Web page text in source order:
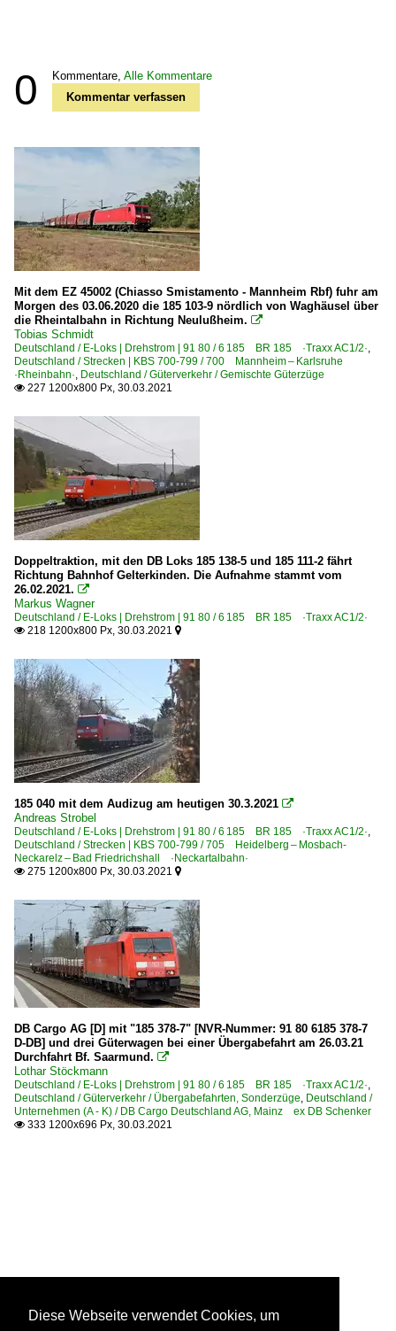
0 Kommentare, Alle Kommentare
Kommentar verfassen
Mit dem EZ 45002 (Chiasso Smistamento - Mannheim Rbf) fuhr am
Morgen des 03.06.2020 die 185 103-9 nördlich von Waghäusel über
die Rheintalbahn in Richtung Neulußheim. 
Tobias Schmidt
Deutschland / E-Loks | Drehstrom | 91 80 / 6 185 BR 185 ·Traxx AC1/2·,
Deutschland / Strecken | KBS 700-799 / 700 Mannheim – Karlsruhe
·Rheinbahn·, Deutschland / Güterverkehr / Gemischte Güterzüge
 227 1200x800 Px, 30.03.2021
Doppeltraktion, mit den DB Loks 185 138-5 und 185 111-2 fährt
Richtung Bahnhof Gelterkinden. Die Aufnahme stammt vom
26.02.2021. 
Markus Wagner
Deutschland / E-Loks | Drehstrom | 91 80 / 6 185 BR 185 ·Traxx AC1/2·
 218 1200x800 Px, 30.03.2021 
185 040 mit dem Audizug am heutigen 30.3.2021 
Andreas Strobel
Deutschland / E-Loks | Drehstrom | 91 80 / 6 185 BR 185 ·Traxx AC1/2·,
Deutschland / Strecken | KBS 700-799 / 705 Heidelberg – Mosbach-
Neckarelz – Bad Friedrichshall ·Neckartalbahn·
 275 1200x800 Px, 30.03.2021 
DB Cargo AG [D] mit "185 378-7" [NVR-Nummer: 91 80 6185 378-7
D-DB] und drei Güterwagen bei einer Übergabefahrt am 26.03.21
Durchfahrt Bf. Saarmund. 
Lothar Stöckmann
Deutschland / E-Loks | Drehstrom | 91 80 / 6 185 BR 185 ·Traxx AC1/2·,
Deutschland / Güterverkehr / Übergabefahrten, Sonderzüge, Deutschland /
Unternehmen (A - K) / DB Cargo Deutschland AG, Mainz ex DB Schenker
 333 1200x696 Px, 30.03.2021
Diese Webseite verwendet Cookies, um